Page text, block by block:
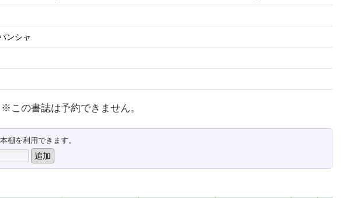
ンシャ
※この書誌は予約できません。
棚を利用できます。